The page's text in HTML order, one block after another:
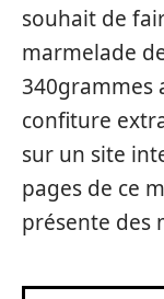
souhait de
marmelade
340grammes
confiture
sur un site
pages de ce
présente des